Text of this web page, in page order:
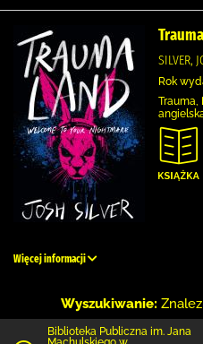
SILVER,
Rok
Trauma,
Więcej informacji
Wyszukiwanie:
Biblioteka Publiczna im. Jana